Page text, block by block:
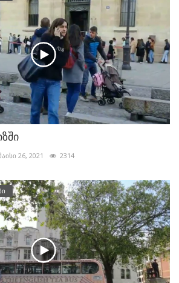
26, 2021 2314